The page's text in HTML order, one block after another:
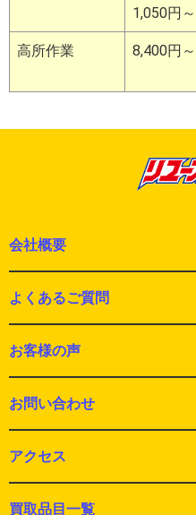
1,050円～
高所作業 8,400円～
会社概要
よくあるご質問
お客様の声
お問い合わせ
アクセス
買取品目一覧